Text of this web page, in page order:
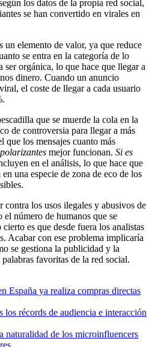
los datos de la propia red social,
se han convertido en virales en
un elemento de valor, ya que reduce
se entra en la categoría de lo
orgánica, lo que hace que llegar a
dinero. Cuando un anuncio
el coste de llegar a cada usuario
que se muerde la cola en la
de controversia para llegar a más
que los mensajes cuanto más
polarizantes mejor funcionan. Si es
en el análisis, lo que hace que
una especie de zona de eco de los
los usos ilegales y abusivos de
número de humanos que se
es que desde fuera los analistas
Acabar con ese problema implicaría
se gestiona la publicidad y la
favoritas de la red social.
España ya realiza compras directas
récords de audiencia e interacción
naturalidad de los microinfluencers